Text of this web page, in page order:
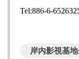
Tel:886-6-
岸內影視基